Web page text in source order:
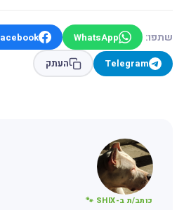
שתפו: WhatsApp
Facebook
Telegram
העתק
כותב/ת ב-SHIX 🐾